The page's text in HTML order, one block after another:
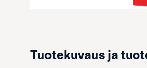
Tuotekuvaus ja